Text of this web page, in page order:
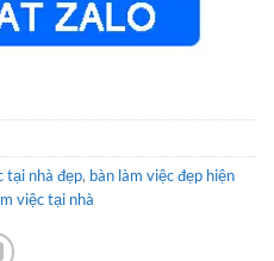
tại nhà đẹp, bàn làm việc đẹp hiện
việc tại nhà